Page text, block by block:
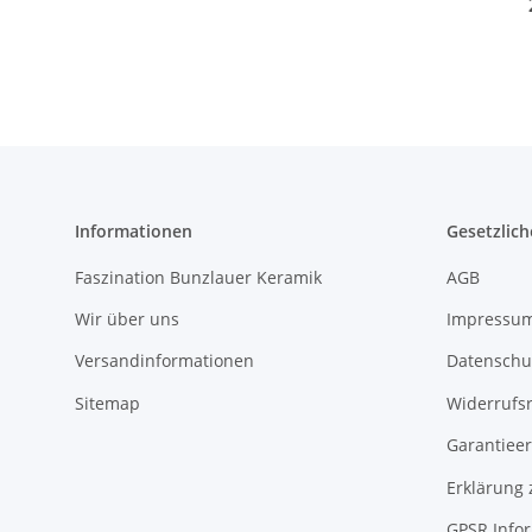
Informationen
Faszination Bunzlauer Keramik
Wir über uns
Versandinformationen
Sitemap
AGB
Erklärung